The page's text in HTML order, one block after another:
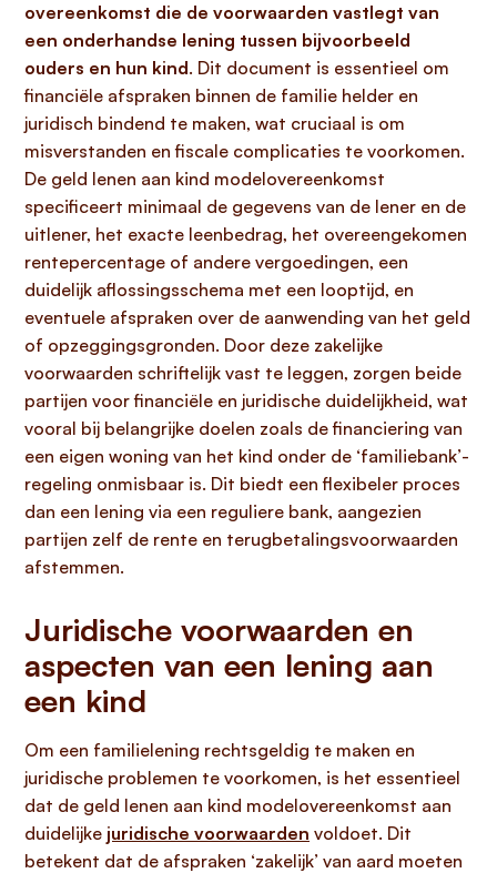
overeenkomst die de voorwaarden vastlegt van
een onderhandse lening tussen bijvoorbeeld
ouders en hun kind. Dit document is essentieel om
financiële afspraken binnen de familie helder en
juridisch bindend te maken, wat cruciaal is om
misverstanden en fiscale complicaties te voorkomen.
De geld lenen aan kind modelovereenkomst
specificeert minimaal de gegevens van de lener en de
uitlener, het exacte leenbedrag, het overeengekomen
rentepercentage of andere vergoedingen, een
duidelijk aflossingsschema met een looptijd, en
eventuele afspraken over de aanwending van het geld
of opzeggingsgronden. Door deze zakelijke
voorwaarden schriftelijk vast te leggen, zorgen beide
partijen voor financiële en juridische duidelijkheid, wat
vooral bij belangrijke doelen zoals de financiering van
een eigen woning van het kind onder de ‘familiebank’-
regeling onmisbaar is. Dit biedt een flexibeler proces
dan een lening via een reguliere bank, aangezien
partijen zelf de rente en terugbetalingsvoorwaarden
afstemmen.
Juridische voorwaarden en
aspecten van een lening aan
een kind
Om een familielening rechtsgeldig te maken en
juridische problemen te voorkomen, is het essentieel
dat de geld lenen aan kind modelovereenkomst aan
duidelijke juridische voorwaarden voldoet. Dit
betekent dat de afspraken ‘zakelijk’ van aard moeten